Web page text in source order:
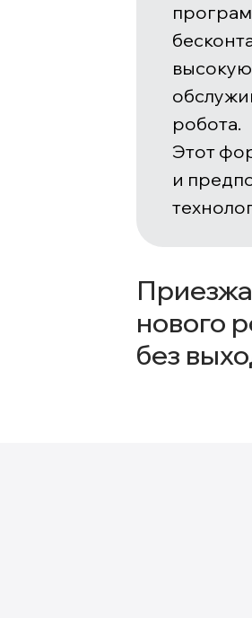
нового
без
высокую
робота.
Этот
и